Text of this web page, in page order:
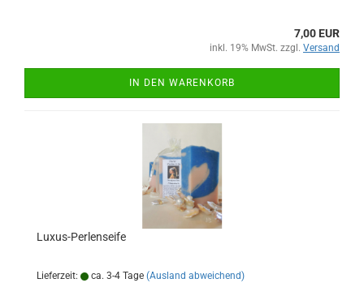
7,00 EUR
inkl. 19% MwSt. zzgl. Versand
IN DEN WARENKORB
Luxus-Perlenseife
Lieferzeit: ca. 3-4 Tage (Ausland abweichend)